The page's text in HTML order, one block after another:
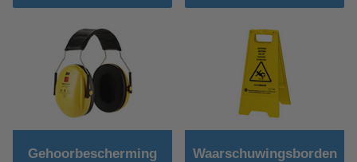
Gehoorbescherming Waarschuwingsborden